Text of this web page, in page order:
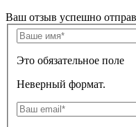
Ваш отзыв успешно
Это обязательное поле
Неверный формат.